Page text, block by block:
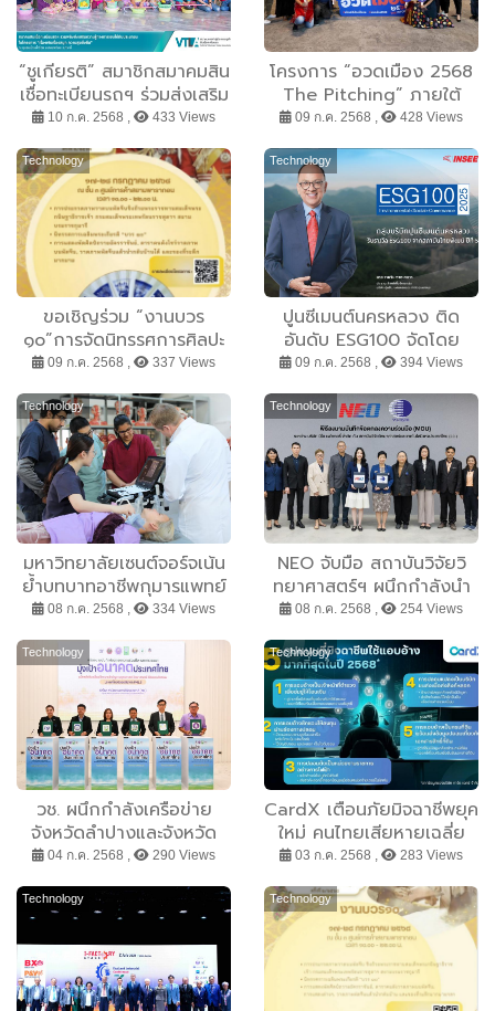
“ชูเกียรติ” สมาชิกสมาคมสิน
เชื่อทะเบียนรถฯ ร่วมส่งเสริม
ความรู้ด้านการเงินให้กับ
จ.กระบี่
10 ก.ค. 2568 , 433 Views
โครงการ “อวดเมือง 2568
The Pitching” ภายใต้
SPLASH - Soft Power
09 ก.ค. 2568 , 428 Views
Technology
ขอเชิญร่วม “งานบวร
๑๐”การจัดนิทรรศการศิลปะ
เฉลิมพระเกียรติ พระบาท
สมเด็จพระวชิรเกล้าเจ้าอยู่
หัวฯ และการประกาศผลการ
ประกวดวาดภาพบนพัดจีบ
ชิงถ้วยพระราชทาน ณ ลาน
กิจกรรม Living Hall ชั้น 3
ศูนย์การค้าสยามพารากอน
09 ก.ค. 2568 , 337 Views
Technology
ปูนซีเมนต์นครหลวง ติด
อันดับ ESG100 จัดโดย
สถาบันไทยพัฒน์เป็นปีที่ 5
09 ก.ค. 2568 , 394 Views
Technology
มหาวิทยาลัยเซนต์จอร์จเน้น
ย้ำบทบาทอาชีพกุมารแพทย์
เพื่อสุขภาพและความเป็นอยู่
ที่ดีของเด็กไทย
08 ก.ค. 2568 , 334 Views
Technology
NEO จับมือ สถาบันวิจัยวิ
ทยาศาสตร์ฯ ผนึกกำลังนำ
นวัตกรรม ต่อยอดงานวิจัย
สร้างอุตสาหกรรมสีเขียว-
ชุมชนยั่งยืน
08 ก.ค. 2568 , 254 Views
Technology
วช. ผนึกกำลังเครือข่าย
จังหวัดลำปางและจังหวัด
ตาก “มุ่งเป้าอนาคตไทยเพื่อ
อากาศสะอาด” เดินหน้าวิจัย-
นวัตกรรม ขจัดฝุ่น PM2.5
04 ก.ค. 2568 , 290 Views
Technology
CardX เตือนภัยมิจฉาชีพยุค
ใหม่ คนไทยเสียหายเฉลี่ย
เกือบแสนบาทต่อราย เผย 5
กลโกงยอดฮิต - 5 วิธีแอบ
อ้าง พร้อมฟีเจอร์ใหม่ผ่านแอ
ปที่ช่วยป้องกันได้ทันที
03 ก.ค. 2568 , 283 Views
Technology Technology